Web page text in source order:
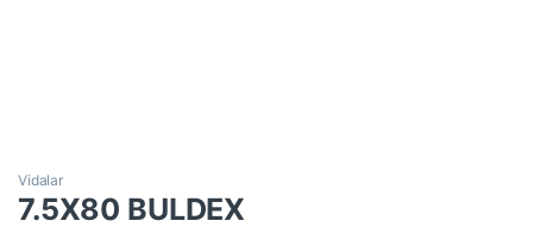
Vidalar
7.5X80 BULDEX